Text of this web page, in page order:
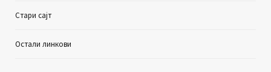
Стари сајт
Остали линкови